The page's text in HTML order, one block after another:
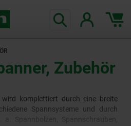
Zubehör
wird komplettiert durch eine breite
Spannsysteme und durch